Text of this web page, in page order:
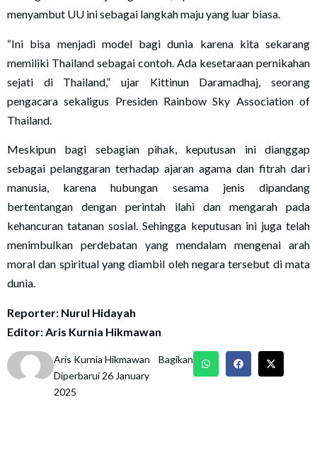
menyambut UU ini sebagai langkah maju yang luar biasa.
“Ini bisa menjadi model bagi dunia karena kita sekarang
memiliki Thailand sebagai contoh. Ada kesetaraan pernikahan
sejati di Thailand,” ujar Kittinun Daramadhaj, seorang
pengacara sekaligus Presiden Rainbow Sky Association of
Thailand.
Meskipun bagi sebagian pihak, keputusan ini dianggap
sebagai pelanggaran terhadap ajaran agama dan fitrah dari
manusia, karena hubungan sesama jenis dipandang
bertentangan dengan perintah ilahi dan mengarah pada
kehancuran tatanan sosial. Sehingga keputusan ini juga telah
menimbulkan perdebatan yang mendalam mengenai arah
moral dan spiritual yang diambil oleh negara tersebut di mata
dunia.
Reporter: Nurul Hidayah
Editor: Aris Kurnia Hikmawan
Aris Kurnia Hikmawan
Diperbarui 26 January
2025
Bagikan